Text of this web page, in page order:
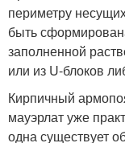
периметру
быть
заполненной
или из U-блоков
Кирпичный
мауэрлат уже
одна существует